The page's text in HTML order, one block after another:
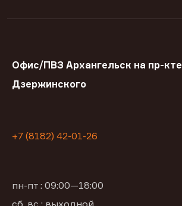
Офис/ПВЗ Архангельск на пр-кте
Дзержинского
+7 (8182) 42-01-26
пн-пт : 09:00—18:00